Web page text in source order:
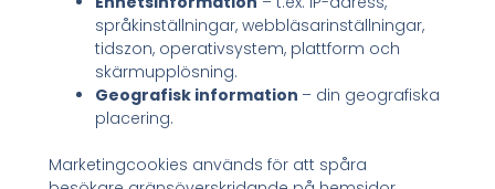
språkinställningar, webbläsarinställningar,
tidszon, operativsystem, plattform och
skärmupplösning.
Geografisk information – din geografiska
placering.
Marketingcookies används för att spåra